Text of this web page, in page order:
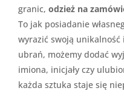
granic, odzież na
To jak posiadanie
wyrazić swoją
ubrań, możemy dodać
imiona, inicjały czy
każda sztuka staje się